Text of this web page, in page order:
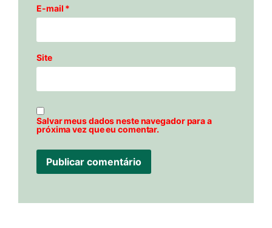
E-mail *
Site
Salvar meus dados neste navegador para a
próxima vez que eu comentar.